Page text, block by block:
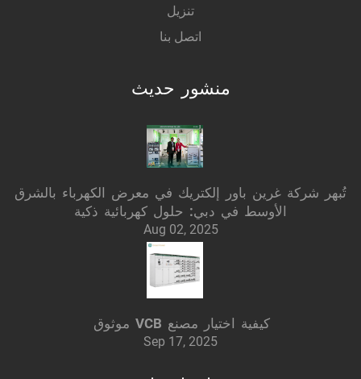
تنزيل
اتصل بنا
منشور حديث
تُبهر شركة غرين باور إلكتريك في معرض الكهرباء بالشرق
الأوسط في دبي: حلول كهربائية ذكية
Aug 02, 2025
كيفية اختيار مصنع VCB موثوق
Sep 17, 2025